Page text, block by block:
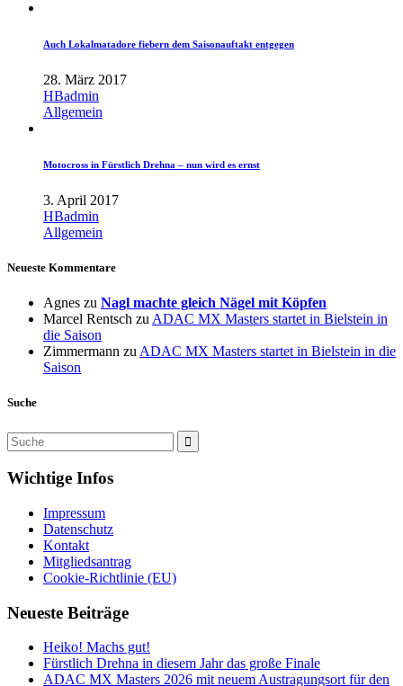
Auch Lokalmatadore fiebern dem Saisonauftakt entgegen
28. März 2017
HBadmin
Allgemein
Motocross in Fürstlich Drehna – nun wird es ernst
3. April 2017
HBadmin
Allgemein
Neueste Kommentare
Agnes zu Nagl machte gleich Nägel mit Köpfen
Marcel Rentsch zu ADAC MX Masters startet in Bielstein in
die Saison
Zimmermann zu ADAC MX Masters startet in Bielstein in die
Saison
Suche
Wichtige Infos
Impressum
Datenschutz
Kontakt
Mitgliedsantrag
Cookie-Richtlinie (EU)
Neueste Beiträge
Heiko! Machs gut!
Fürstlich Drehna in diesem Jahr das große Finale
ADAC MX Masters 2026 mit neuem Austragungsort für den